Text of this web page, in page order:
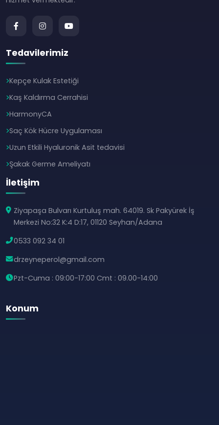
Tedavilerimiz
Kepçe Kulak Estetiği
Kaş Kaldırma Cerrahisi
HarmonyCA
Saç Kök Hücre Uygulaması
Uzun Etkili Hyaluronik Asit tedavisi
Şakak Germe Ameliyatı
İletişim
Ziyapaşa Bulvarı Kurtuluş mah. 64019. Sk Pakyürek İş
Merkezi No:32 K:4 D:17, 01120 Seyhan/Adana
0533 092 34 01
drzeyneperol@gmail.com
Pzt-Cuma : 09:00-17:00 Cmt : 09.00-14:00
Konum